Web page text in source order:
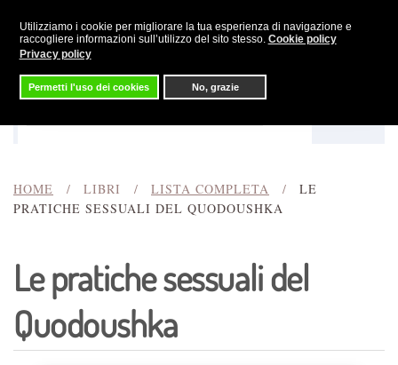
Utilizziamo i cookie per migliorare la tua esperienza di navigazione e
raccogliere informazioni sull’utilizzo del sito stesso. Cookie policy
Privacy policy
Permetti l'uso dei cookies No, grazie
Skip to main content
HOME LIBRI LISTA COMPLETA
LE
PRATICHE SESSUALI DEL QUODOUSHKA
Le pratiche sessuali del
Quodoushka